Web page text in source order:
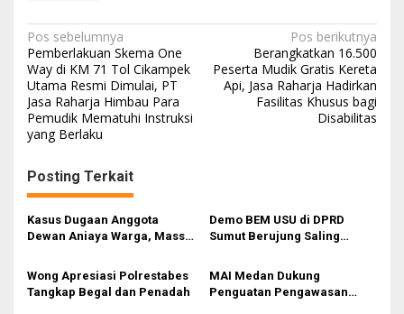
N
a
v
i
g
a
s
i
p
o
s
Pos sebelumnya
Pemberlakuan Skema One
Way di KM 71 Tol Cikampek
Utama Resmi Dimulai, PT
Jasa Raharja Himbau Para
Pemudik Mematuhi Instruksi
yang Berlaku
Pos berikutnya
Berangkatkan 16.500
Peserta Mudik Gratis Kereta
Api, Jasa Raharja Hadirkan
Fasilitas Khusus bagi
Disabilitas
Posting Terkait
Kasus Dugaan Anggota
Dewan Aniaya Warga, Massa
Sanksi dan Polrestabes
Segera Usut
Demo BEM USU di DPRD
Sumut Berujung Saling
Program Pemerintah
Wong Apresiasi Polrestabes
Tangkap Begal dan Penadah
MAI Medan Dukung
Penguatan Pengawasan